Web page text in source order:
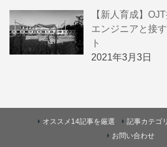
【新人育成】
エンジニアと接
ト
2021年3月3日
オススメ14記事を厳選 記事カテゴ
お問い合わせ